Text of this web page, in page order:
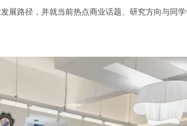
展路径，并就当前热点商业话题、研究方向与同